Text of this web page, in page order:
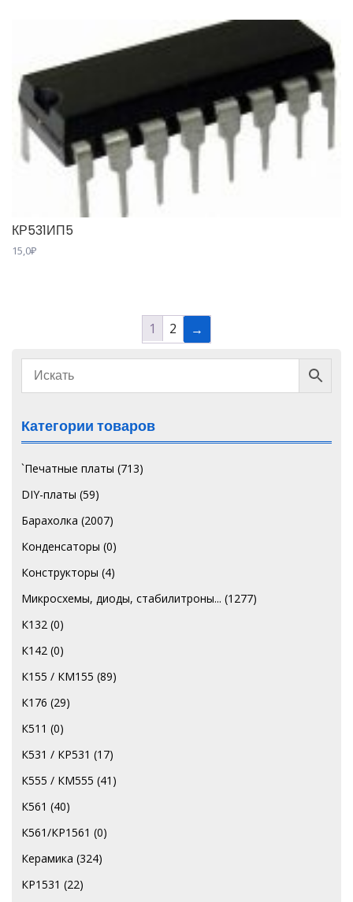
КР531ИП5
15,0₽
1 2 →
Категории товаров
`Печатные платы (713)
DIY-платы (59)
Барахолка (2007)
Конденсаторы (0)
Конструкторы (4)
Микросхемы, диоды, стабилитроны... (1277)
К132 (0)
К142 (0)
К155 / КМ155 (89)
К176 (29)
К511 (0)
К531 / КР531 (17)
К555 / КМ555 (41)
К561 (40)
К561/КР1561 (0)
Керамика (324)
КР1531 (22)